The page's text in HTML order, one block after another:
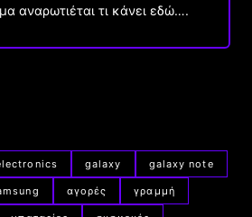
αναρωτιέται τι κάνει εδώ….
galaxy galaxy note
αγορές γραμμή